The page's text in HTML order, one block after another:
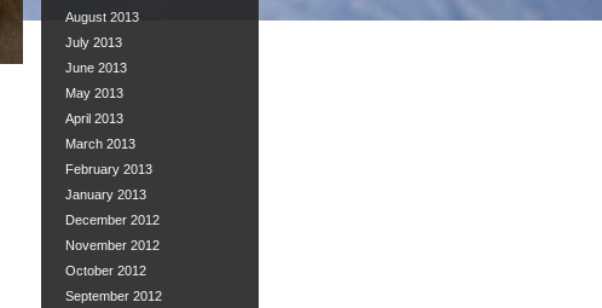
August 2013
July 2013
June 2013
May 2013
April 2013
March 2013
February 2013
January 2013
December 2012
November 2012
October 2012
September 2012